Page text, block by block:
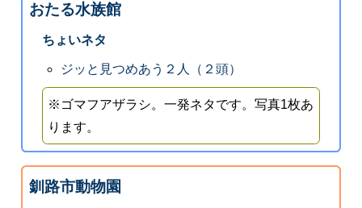
おたる水族館
ちょいネタ
ジッと見つめあう２人（２頭）
※ゴマフアザラシ。一発ネタです。写真1枚あ
ります。
釧路市動物園